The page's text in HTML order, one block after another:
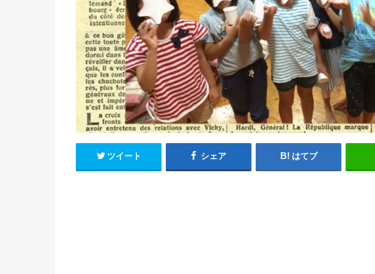
ツイート シェア はてブ